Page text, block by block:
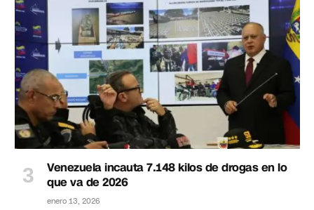
Venezuela incauta 7.148 kilos de drogas en lo
que va de 2026
enero 13, 2026